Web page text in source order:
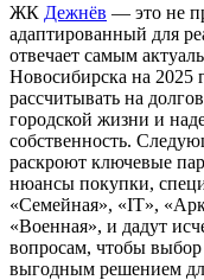
ЖК Дежнёв — это не
адаптированный для
отвечает самым
Новосибирска на 2025
рассчитывать на
городской жизни и
собственность.
раскроют ключевые
нюансы покупки,
«Семейная», «IT»,
«Военная», и дадут
вопросам, чтобы
выгодным решением